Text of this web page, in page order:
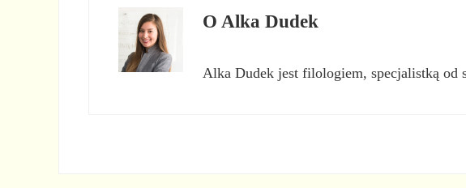
OAlka Dudek
Alka Dudek jest filologiem, specjalistką od